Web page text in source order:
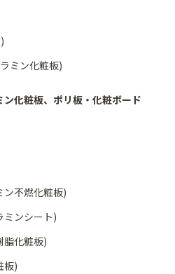
ミン化粧板)
ン化粧板、ポリ板・化粧ボード
ン不燃化粧板)
ミンシート)
脂化粧板)
板)